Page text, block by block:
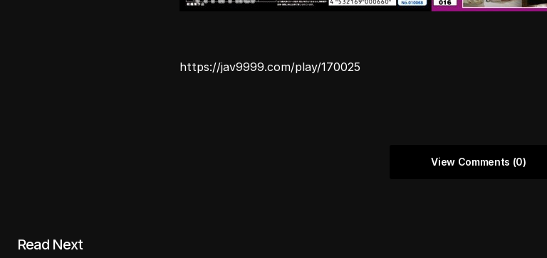
https://jav9999.com/play/170025
View Comments (0)
Read Next